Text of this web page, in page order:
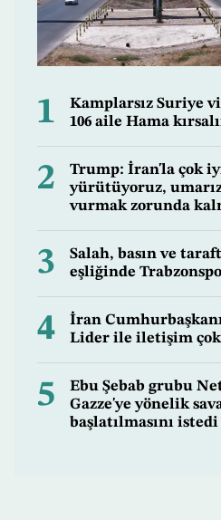
1
Kamplarsız Suriye
106 aile Hama
2
Trump: İran'la çok
yürütüyoruz,
vurmak zorunda
3
Salah, basın ve
eşliğinde
4
İran
Lider ile iletişim
5
Ebu Şebab grubu
Gazze'ye yönelik
başlatılmasını istedi